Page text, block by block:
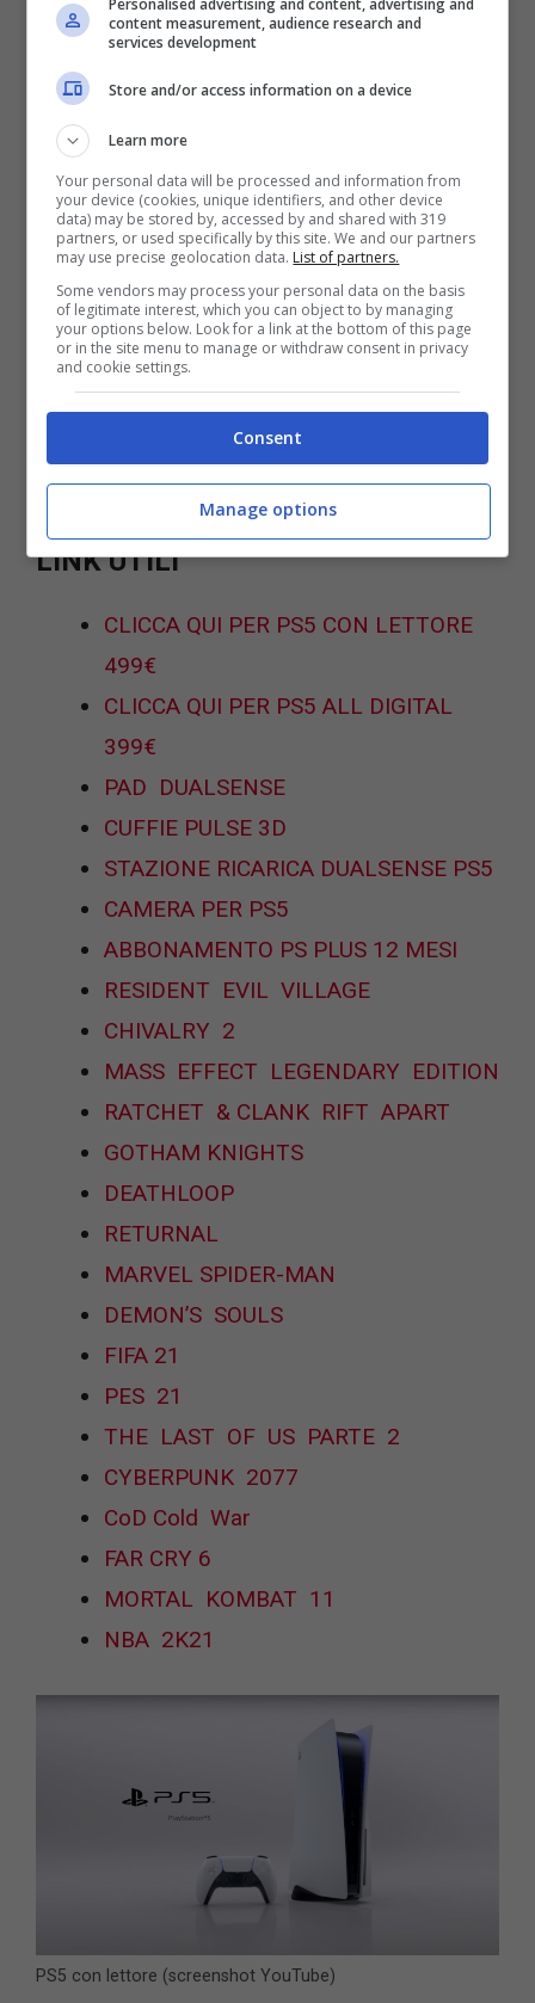
mod del realismo estremo – VIDEO
L’avvocata di Apple, Veronica Moye, ha
interrogato Cook e gli ha posto
poco impegnative
possibilità di ribadire che Apple non gestisce
un monopolio. Gli sono state anche poste
domande dal legale di Epic Games riguardanti
i profitti che Apple ottiene dal suo App Store.
Si tratta di un elemento importante dato che,
nel caso in cui fossero presenti profitti, Epic
potrebbe sostenere che Apple ha un interesse
nel mantenere il suo monopolio.
LINK UTILI
CLICCA QUI PER PS5 CON LETTORE
499€
CLICCA QUI PER PS5 ALL DIGITAL
399€
PAD DUALSENSE
CUFFIE PULSE 3D
STAZIONE RICARICA DUALSENSE PS5
CAMERA PER PS5
ABBONAMENTO PS PLUS 12 MESI
RESIDENT EVIL VILLAGE
CHIVALRY 2
MASS EFFECT LEGENDARY EDITION
RATCHET & CLANK RIFT APART
GOTHAM KNIGHTS
DEATHLOOP
RETURNAL
MARVEL SPIDER-MAN
DEMON’S SOULS
FIFA 21
PES 21
THE LAST OF US PARTE 2
CYBERPUNK 2077
CoD Cold War
FAR CRY 6
MORTAL KOMBAT 11
NBA 2K21
PS5 con lettore (screenshot YouTube)
content measurement, audience research and
services development
Store and/or access information on a device
Learn more
Your personal data will be processed and information from
your device (cookies, unique identifiers, and other device
data) may be stored by, accessed by and shared with 319
partners, or used specifically by this site. We and our partners
may use precise geolocation data. List of partners.
Some vendors may process your personal data on the basis
of legitimate interest, which you can object to by managing
your options below. Look for a link at the bottom of this page
or in the site menu to manage or withdraw consent in privacy
and cookie settings.
Consent
Manage options